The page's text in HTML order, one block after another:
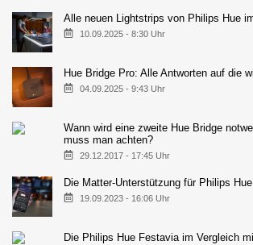
Alle neuen Lightstrips von Philips Hue
10.09.2025 - 8:30 Uhr
Hue Bridge Pro: Alle Antworten auf die
04.09.2025 - 9:43 Uhr
Wann wird eine zweite Hue Bridge
muss man achten?
29.12.2017 - 17:45 Uhr
Die Matter-Unterstützung für Philips
19.09.2023 - 16:06 Uhr
Die Philips Hue Festavia im Vergleich